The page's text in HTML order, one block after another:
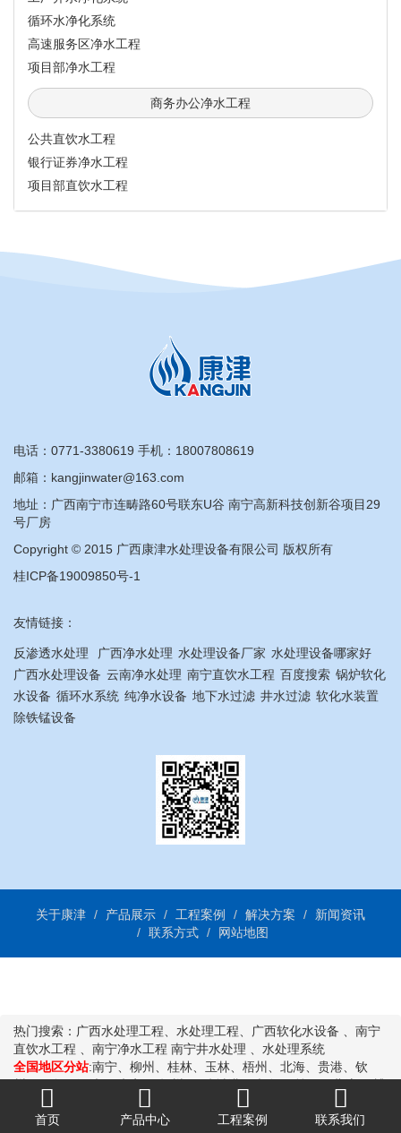
循环水净化系统
高速服务区净水工程
项目部净水工程
商务办公净水工程
公共直饮水工程
银行证券净水工程
项目部直饮水工程
电话： 0771-3380619 手机： 18007808619
邮箱：kangjinwater@163.com
地址：广西南宁市连畴路60号联东U谷 南宁高新科技创新谷项目29
号厂房
Copyright © 2015 广西康津水处理设备有限公司 版权所有
桂ICP备19009850号-1
友情链接：
反渗透水处理 广西净水处理 水处理设备厂家 水处理设备哪家好
广西水处理设备 云南净水处理 南宁直饮水工程 百度搜索 锅炉软化
水设备 循环水系统 纯净水设备 地下水过滤 井水过滤 软化水装置
除铁锰设备
关于康津 产品展示 工程案例 解决方案
新闻资讯
联系方式
网站地图
首页 产品中心 工程案例 联系我们
热门搜索： 广西水处理工程、 水处理工程、 广西软化水设备 、 南宁
直饮水工程 、 南宁净水工程 南宁井水处理 、 水处理系统
全国地区分站:南宁、 柳州 、 桂林、 玉林、 梧州 、 北海、 贵港、 钦
岑溪